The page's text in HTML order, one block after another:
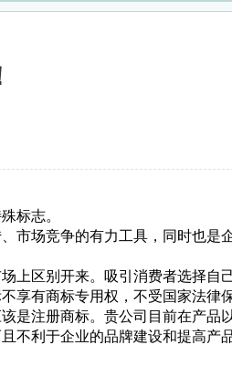
标志。
市场竞争的有力工具，同时也是
上区别开来。吸引消费者选择自
享有商标专用权，不受国家法律保
是注册商标。贵公司目前在产品
不利于企业的品牌建设和提高产